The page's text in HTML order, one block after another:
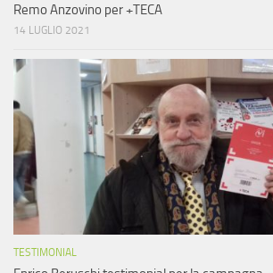
Remo Anzovino per +TECA
14 LUGLIO 2021
TESTIMONIAL